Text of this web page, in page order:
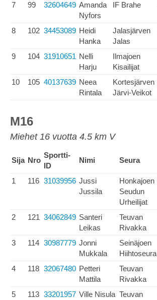
7 99 32604649 Amanda
Nyfors
IF Brahe
8 102 34453089 Heidi
Hanka
Jalasjärven
Jalas
9 104 31910651 Nelli
Harju
Ilmajoen
Kisailijat
10 105 40137639 Neea
Rintala
Kortesjärven
Järvi-Veikot
M16
Miehet 16 vuotta 4.5 km V
Sija Nro
Sportti-
ID
Nimi Seura
1 116 31039956 Jussi
Jussila
Honkajoen
Seudun
Urheilijat
2 121 34062849 Santeri
Leikas
Teuvan
Rivakka
3 114 30987779 Jonni
Mukkala
Seinäjoen
Hiihtoseura
4 118 32067480 Petteri
Mattila
Teuvan
Rivakka
5 113 33201957 Ville Nisula Teuvan